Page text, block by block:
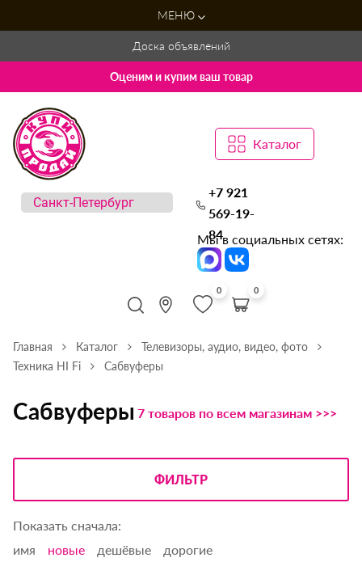
МЕНЮ
Доска объявлений
Оценим и купим ваш товар
Каталог
+7 921
569-19-
84
Мы в социальных сетях:
0 0
Главная Каталог
Телевизоры, аудио, видео, фото
Техника HI Fi
Сабвуферы
Сабвуферы 7 товаров по всем магазинам >>>
ФИЛЬТР
Показать сначала:
имя
новые дешёвые дорогие